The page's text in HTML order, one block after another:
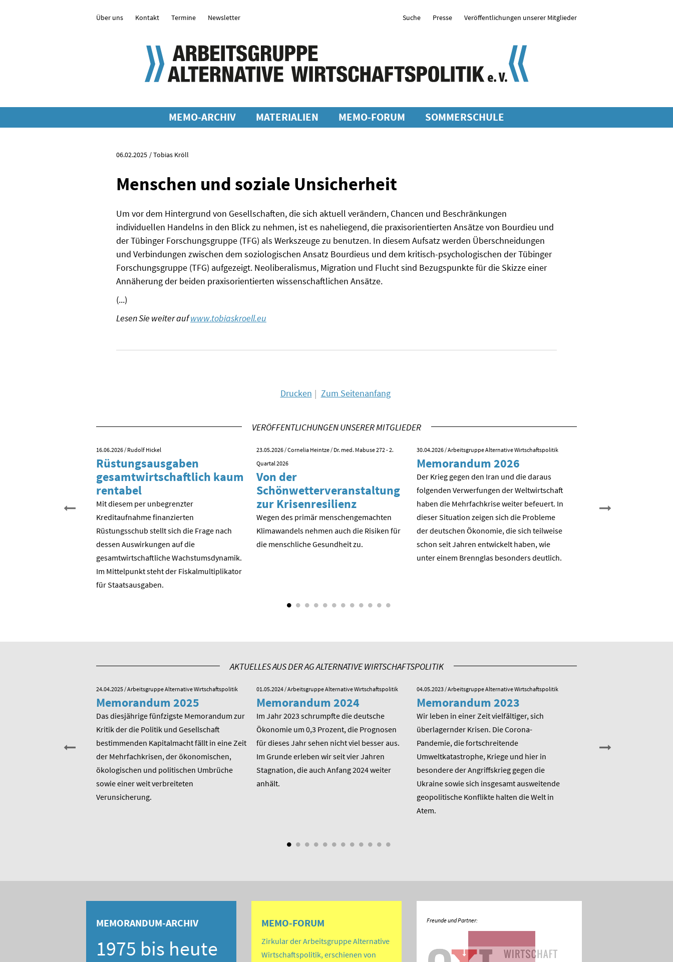
MEMO-ARCHIV MATERIALIEN MEMO-FORUM SOMMERSCHULE
Über uns Kontakt Termine Newsletter Suche Presse Veröffentlichungen unserer Mitglieder
06.02.2025 Tobias Kröll
Menschen und soziale Unsicherheit
Um vor dem Hintergrund von Gesellschaften, die sich aktuell verändern, Chancen und Beschränkungen
individuellen Handelns in den Blick zu nehmen, ist es naheliegend, die praxisorientierten Ansätze von Bourdieu und
der Tübinger Forschungsgruppe (TFG) als Werkszeuge zu benutzen. In diesem Aufsatz werden Überschneidungen
und Verbindungen zwischen dem soziologischen Ansatz Bourdieus und dem kritisch-psychologischen der Tübinger
Forschungsgruppe (TFG) aufgezeigt. Neoliberalismus, Migration und Flucht sind Bezugspunkte für die Skizze einer
Annäherung der beiden praxisorientierten wissenschaftlichen Ansätze.
(...)
Lesen Sie weiter aufwww.tobiaskroell.eu
Drucken Zum Seitenanfang
VERÖFFENTLICHUNGEN UNSERER MITGLIEDER
Einheit. Aber was
16.06.2026/ Rudolf Hickel
Rüstungsausgaben
gesamtwirtschaftlich kaum
rentabel
Mit diesem per unbegrenzter
Kreditaufnahme finanzierten
Rüstungsschub stellt sich die Frage nach
dessen Auswirkungen auf die
gesamtwirtschaftli­che Wachstumsdynamik.
Im Mittelpunkt steht der Fiskalmultiplikator
für Staatsausgaben.
23.05.2026/ Cornelia Heintze / Dr. med. Mabuse 272 - 2.
Quartal 2026
Von der
Schönwetterveranstaltung
zur Krisenresilienz
Wegen des primär menschengemachten
Klimawandels nehmen auch die Risiken für
die menschliche Gesundheit zu.
30.04.2026/ Arbeitsgruppe Alternative Wirtschaftspolitik
Memorandum 2026
Der Krieg gegen den Iran und die daraus
folgenden Verwerfungen der Weltwirtschaft
haben die Mehrfachkrise weiter befeuert. In
dieser Situation zeigen sich die Probleme
der deutschen Ökonomie, die sich teilweise
schon seit Jahren entwickelt haben, wie
unter einem Brennglas besonders deutlich.
Nicht Deindustrialisierung,
AKTUELLES AUS DER AG ALTERNATIVE WIRTSCHAFTSPOLITIK
24.04.2025/ Arbeitsgruppe Alternative Wirtschaftspolitik
Memorandum 2025
Das diesjährige fünfzigste Memorandum zur
Kritik der die Politik und Gesellschaft
bestimmenden Kapitalmacht fällt in eine Zeit
der Mehrfachkrisen, der ökonomischen,
ökologischen und politischen Umbrüche
sowie einer weit verbreiteten
Verunsicherung.
01.05.2024/ Arbeitsgruppe Alternative Wirtschaftspolitik
Memorandum 2024
Im Jahr 2023 schrumpfte die deutsche
Ökonomie um 0,3 Prozent, die Prognosen
für dieses Jahr sehen nicht viel besser aus.
Im Grunde erleben wir seit vier Jahren
Stagnation, die auch Anfang 2024 weiter
anhält.
04.05.2023/ Arbeitsgruppe Alternative Wirtschaftspolitik
Memorandum 2023
Wir leben in einer Zeit vielfältiger, sich
überlagernder Krisen. Die Corona-
Pandemie, die fortschreitende
Umweltkatastrophe, Kriege und hier in
besondere der Angriffskrieg gegen die
Ukraine sowie sich insgesamt ausweitende
geopolitische Konflikte halten die Welt in
Atem.
die Arbeitsgruppe
MEMORANDUM-ARCHIV
1975 bis heute
MEMO-FORUM
Zirkular der Arbeitsgruppe Alternative
Wirtschaftspolitik, erschienen von